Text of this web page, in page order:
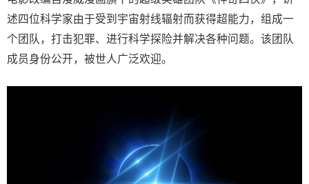
述四位科学家由于受到宇宙射线辐射而获得超能力，组成一
个团队，打击犯罪、进行科学探险并解决各种问题。该团队
成员身份公开，被世人广泛欢迎。